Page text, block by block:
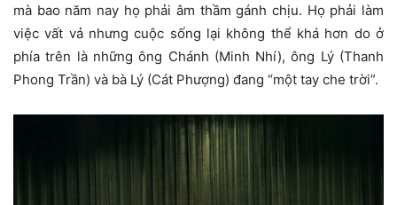
mà bao năm nay họ phải âm thầm gánh chịu. Họ phải làm
việc vất vả nhưng cuộc sống lại không thể khá hơn do ở
phía trên là những ông Chánh (Minh Nhí), ông Lý (Thanh
Phong Trần) và bà Lý (Cát Phượng) đang “một tay che trời”.